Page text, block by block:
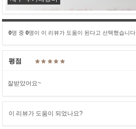
0명 중 0명이 이 리뷰가 도움이 된다고 선택했습니다
평점
잘받았어요~
이 리뷰가 도움이 되었나요?